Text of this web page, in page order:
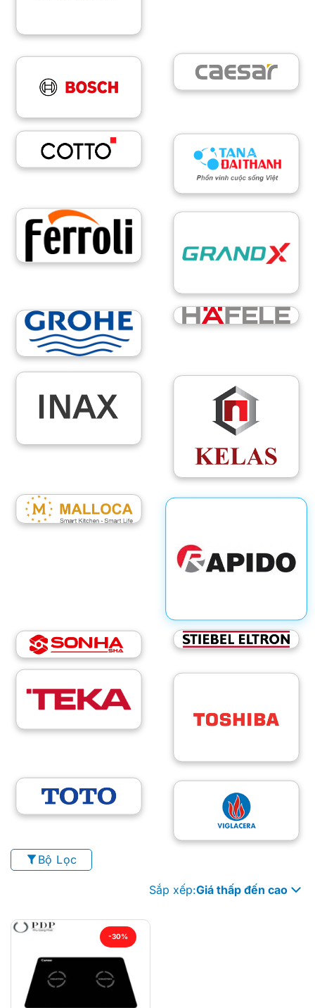
Bộ Lọc
Sắp xếp:Giá thấp đến cao
-30%